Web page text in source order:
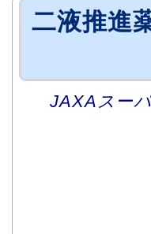
二液推進
JAXAスー